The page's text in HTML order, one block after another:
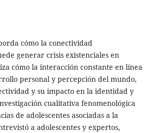
cómo la conectividad
generar crisis existenciales en
cómo la interacción constante en línea
personal y percepción del mundo,
y su impacto en la identidad y
cualitativa fenomenológica
de adolescentes asociadas a la
a adolescentes y expertos,